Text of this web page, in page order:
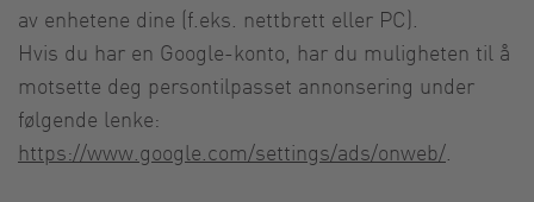
av enhetene dine (f.eks. nettbrett eller PC).
Hvis du har en Google-konto, har du muligheten til å
motsette deg persontilpasset annonsering under
følgende lenke:
https://www.google.com/settings/ads/onweb/